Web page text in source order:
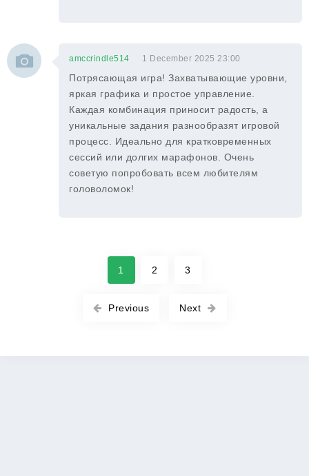
amccrindle514 1 December 2025 23:00
Потрясающая игра! Захватывающие уровни,
яркая графика и простое управление.
Каждая комбинация приносит радость, а
уникальные задания разнообразят игровой
процесс. Идеально для кратковременных
сессий или долгих марафонов. Очень
советую попробовать всем любителям
головоломок!
Previous
1 2 3
Next